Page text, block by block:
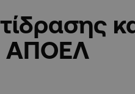
ΑΠΟΕΛ